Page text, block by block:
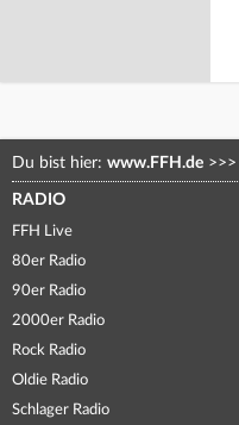
Du bist hier: www.FFH.de >>>
RADIO
FFH Live
80er Radio
90er Radio
2000er Radio
Rock Radio
Oldie Radio
Schlager Radio